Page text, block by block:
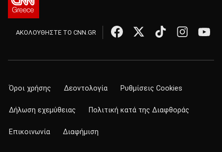
ΑΚΟΛΟΥΘΗΣΤΕ ΤΟ CNN.GR
Όροι χρήσης Δεοντολογία Ρυθμίσεις Cookies
Δήλωση εχεμύθειας Πολιτική κατά της Διαφθοράς
Επικοινωνία Διαφήμιση